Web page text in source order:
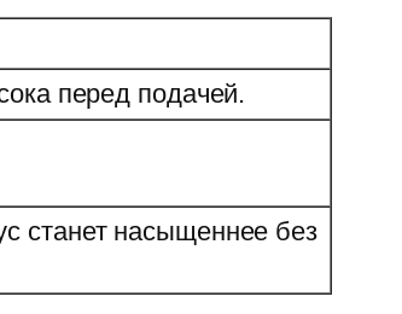
перед подачей.
станет насыщеннее без